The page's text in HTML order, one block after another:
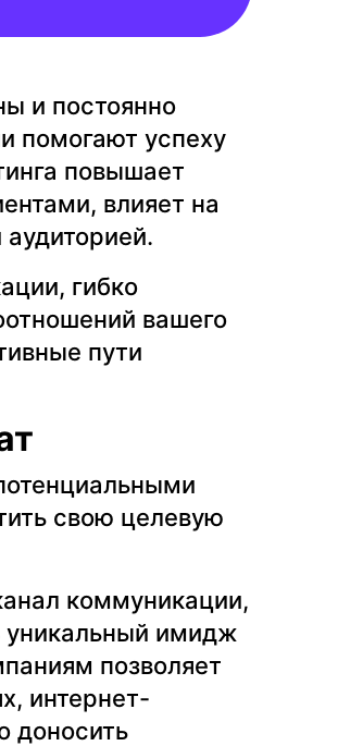
и постоянно
помогают успеху
повышает
влияет на
гибко
вашего
пути
свою целевую
коммуникации,
уникальный имидж
позволяет
интернет-
доносить